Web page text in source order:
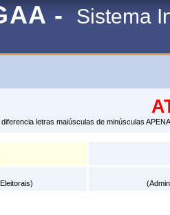
-
Sistema
letras maiúsculas de minúsculas